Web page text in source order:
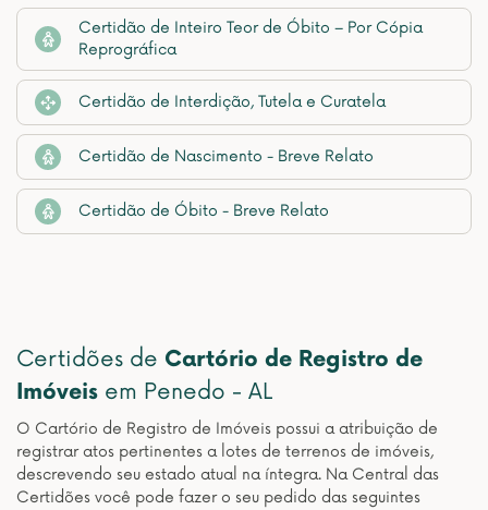
Certidão de Inteiro Teor de Óbito – Por Cópia
Reprográfica
Certidão de Interdição, Tutela e Curatela
Certidão de Nascimento - Breve Relato
Certidão de Óbito - Breve Relato
Certidões de Cartório de Registro de
Imóveis em Penedo - AL
O Cartório de Registro de Imóveis possui a atribuição de
registrar atos pertinentes a lotes de terrenos de imóveis,
descrevendo seu estado atual na íntegra. Na Central das
Certidões você pode fazer o seu pedido das seguintes